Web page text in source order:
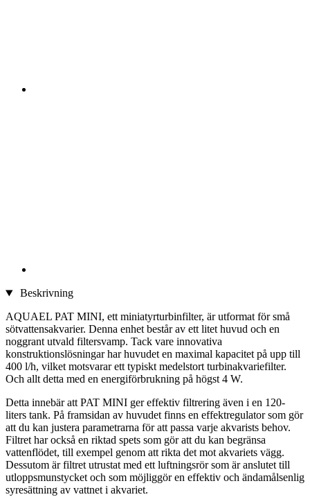
Beskrivning
AQUAEL PAT MINI, ett miniatyrturbinfilter, är utformat för små
sötvattensakvarier. Denna enhet består av ett litet huvud och en
noggrant utvald filtersvamp. Tack vare innovativa
konstruktionslösningar har huvudet en maximal kapacitet på upp till
400 l/h, vilket motsvarar ett typiskt medelstort turbinakvariefilter.
Och allt detta med en energiförbrukning på högst 4 W.
Detta innebär att PAT MINI ger effektiv filtrering även i en 120-
liters tank. På framsidan av huvudet finns en effektregulator som gör
att du kan justera parametrarna för att passa varje akvarists behov.
Filtret har också en riktad spets som gör att du kan begränsa
vattenflödet, till exempel genom att rikta det mot akvariets vägg.
Dessutom är filtret utrustat med ett luftningsrör som är anslutet till
utloppsmunstycket och som möjliggör en effektiv och ändamålsenlig
syresättning av vattnet i akvariet.